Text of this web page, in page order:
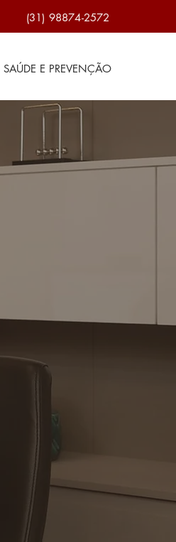
(31) 98874-2572
SAÚDE E PREVENÇÃO